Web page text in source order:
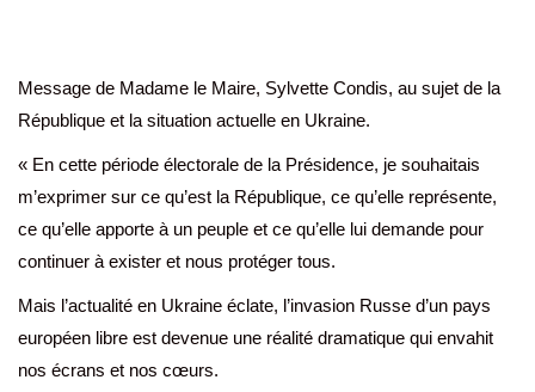
Message de Madame le Maire, Sylvette Condis, au sujet de la
République et la situation actuelle en Ukraine.
« En cette période électorale de la Présidence, je souhaitais
m’exprimer sur ce qu’est la République, ce qu’elle représente,
ce qu’elle apporte à un peuple et ce qu’elle lui demande pour
continuer à exister et nous protéger tous.
Mais l’actualité en Ukraine éclate, l’invasion Russe d’un pays
européen libre est devenue une réalité dramatique qui envahit
nos écrans et nos cœurs.